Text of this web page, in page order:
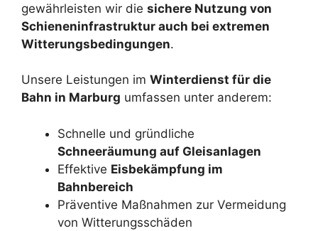
gewährleisten wir die sichere Nutzung von
Schieneninfrastruktur auch bei extremen
Witterungsbedingungen.
Unsere Leistungen im Winterdienst für die
Bahn in Marburg umfassen unter anderem:
Schnelle und gründliche
Schneeräumung auf Gleisanlagen
Effektive Eisbekämpfung im
Bahnbereich
Präventive Maßnahmen zur Vermeidung
von Witterungsschäden